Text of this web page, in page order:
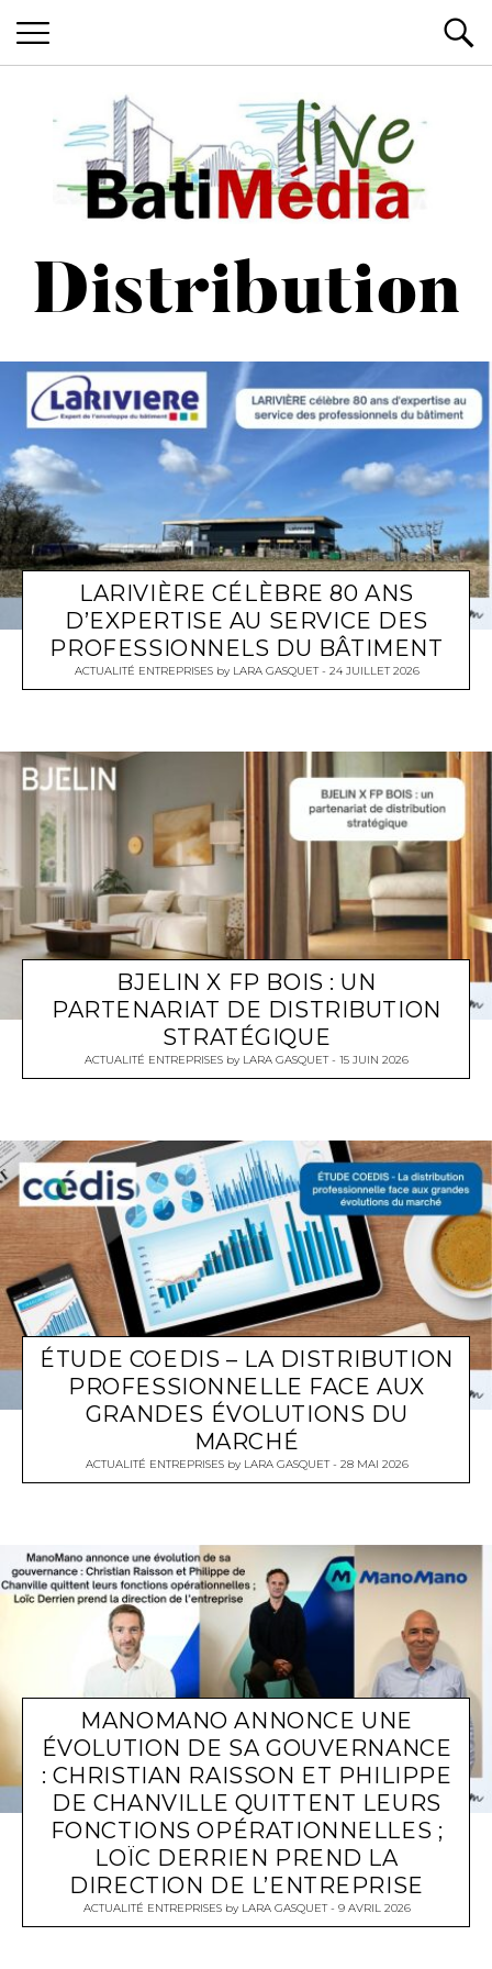
Batimedialive
Les News du Bâtiment, en live
Distribution
LARIVIÈRE CÉLÈBRE 80 ANS
D’EXPERTISE AU SERVICE DES
PROFESSIONNELS DU BÂTIMENT
ACTUALITÉ ENTREPRISESby LARA GASQUET 24 JUILLET 2026
BJELIN X FP BOIS : UN
PARTENARIAT DE DISTRIBUTION
STRATÉGIQUE
ACTUALITÉ ENTREPRISES by LARA GASQUET 15 JUIN 2026
ÉTUDE COEDIS – LA DISTRIBUTION
PROFESSIONNELLE FACE AUX
GRANDES ÉVOLUTIONS DU
MARCHÉ
ACTUALITÉ ENTREPRISESby LARA GASQUET 28 MAI 2026
MANOMANO ANNONCE UNE
ÉVOLUTION DE SA GOUVERNANCE
: CHRISTIAN RAISSON ET PHILIPPE
DE CHANVILLE QUITTENT LEURS
FONCTIONS OPÉRATIONNELLES ;
LOÏC DERRIEN PREND LA
DIRECTION DE L’ENTREPRISE
ACTUALITÉ ENTREPRISESby LARA GASQUET 9 AVRIL 2026